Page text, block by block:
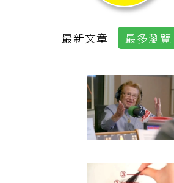
最新文章 最多瀏覽